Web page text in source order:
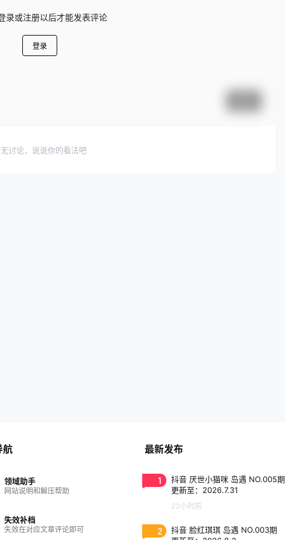
录或注册以后才能发表评论
登录
讨论，说说你的看法吧
航
领域助手
网站说明和解压帮助
失效补档
失效在对应文章评论即可
最新发布
1
抖音 厌世小猫咪 岛遇 NO.005期
更新至：2026.7.31
23小时前
2
抖音 脸红琪琪 岛遇 NO.003期